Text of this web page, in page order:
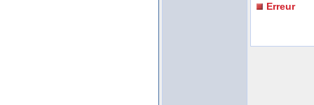
Erreur